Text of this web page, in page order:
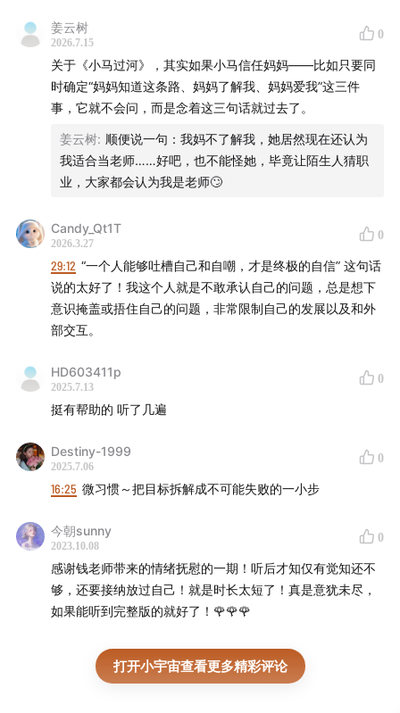
姜云树
2026.7.15
0
关于《小马过河》，其实如果小马信任妈妈——比如只要同
时确定“妈妈知道这条路、妈妈了解我、妈妈爱我”这三件
事，它就不会问，而是念着这三句话就过去了。
姜云树: 顺便说一句：我妈不了解我，她居然现在还认为
我适合当老师……好吧，也不能怪她，毕竟让陌生人猜职
业，大家都会认为我是老师🙄
Candy_Qt1T
2026.3.27
0
29:12 “一个人能够吐槽自己和自嘲，才是终极的自信” 这句话
说的太好了！我这个人就是不敢承认自己的问题，总是想下
意识掩盖或捂住自己的问题，非常限制自己的发展以及和外
部交互。
HD603411p
2025.7.13
0
挺有帮助的 听了几遍
Destiny-1999
2025.7.06
0
16:25 微习惯～把目标拆解成不可能失败的一小步
今朝sunny
2023.10.08
0
感谢钱老师带来的情绪抚慰的一期！听后才知仅有觉知还不
够，还要接纳放过自己！就是时长太短了！真是意犹未尽，
如果能听到完整版的就好了！🌹🌹🌹
打开小宇宙查看更多精彩评论